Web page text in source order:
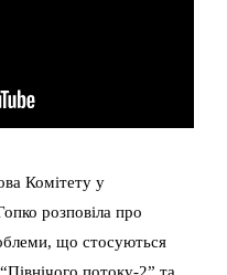
Комітету у
розповіла про
що стосуються